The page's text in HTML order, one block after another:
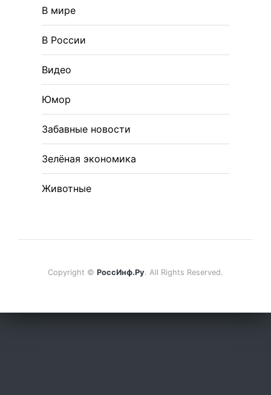
В мире
В России
Видео
Юмор
Забавные новости
Зелёная экономика
Животные
Copyright © РоссИнф.Ру. All Rights Reserved.